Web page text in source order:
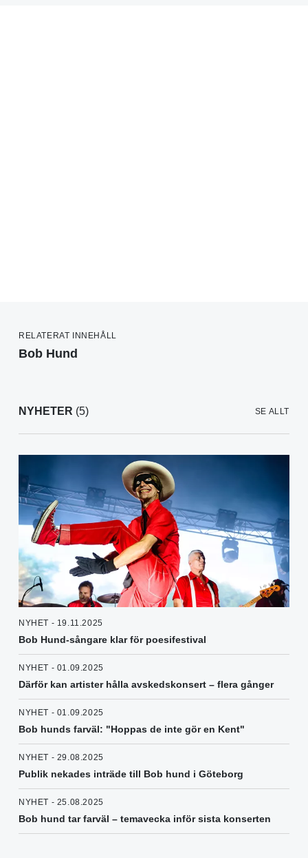
RELATERAT INNEHÅLL
Bob Hund
NYHETER (5) SE ALLT
NYHET - 19.11.2025
Bob Hund-sångare klar för poesifestival
NYHET - 01.09.2025
Därför kan artister hålla avskedskonsert – flera gånger
NYHET - 01.09.2025
Bob hunds farväl: "Hoppas de inte gör en Kent"
NYHET - 29.08.2025
Publik nekades inträde till Bob hund i Göteborg
NYHET - 25.08.2025
Bob hund tar farväl – temavecka inför sista konserten